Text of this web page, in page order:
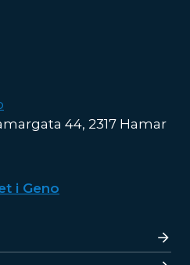
44, 2317 Hamar
i Geno